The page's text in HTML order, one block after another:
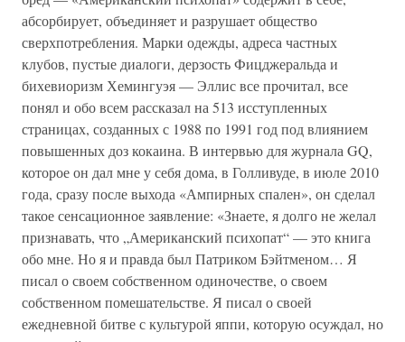
абсорбирует, объединяет и разрушает общество
сверхпотребления. Марки одежды, адреса частных
клубов, пустые диалоги, дерзость Фицджеральда и
бихевиоризм Хемингуэя — Эллис все прочитал, все
понял и обо всем рассказал на 513 исступленных
страницах, созданных с 1988 по 1991 год под влиянием
повышенных доз кокаина. В интервью для журнала GQ,
которое он дал мне у себя дома, в Голливуде, в июле 2010
года, сразу после выхода «Ампирных спален», он сделал
такое сенсационное заявление: «Знаете, я долго не желал
признавать, что „Американский психопат“ — это книга
обо мне. Но я и правда был Патриком Бэйтменом… Я
писал о своем собственном одиночестве, о своем
собственном помешательстве. Я писал о своей
ежедневной битве с культурой яппи, которую осуждал, но